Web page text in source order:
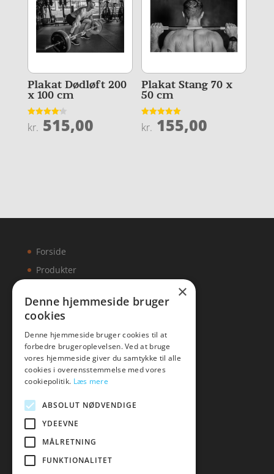
Plakat Dødløft 200
x 100 cm
Vurderet
4.2
kr. 515,00
Plakat Stang 70 x
50 cm
Vurderet
5
kr. 155,00
Forside
Produkter
Artikler
Malawigruppen
Mail:hej@malawigruppen.dk
×
Denne hjemmeside bruger
cookies
Denne hjemmeside bruger cookies til at
forbedre brugeroplevelsen. Ved at bruge
vores hjemmeside giver du samtykke til alle
cookies i overensstemmelse med vores
cookiepolitik. Læs mere
ABSOLUT NØDVENDIGE
YDEEVNE
MÅLRETNING
FUNKTIONALITET